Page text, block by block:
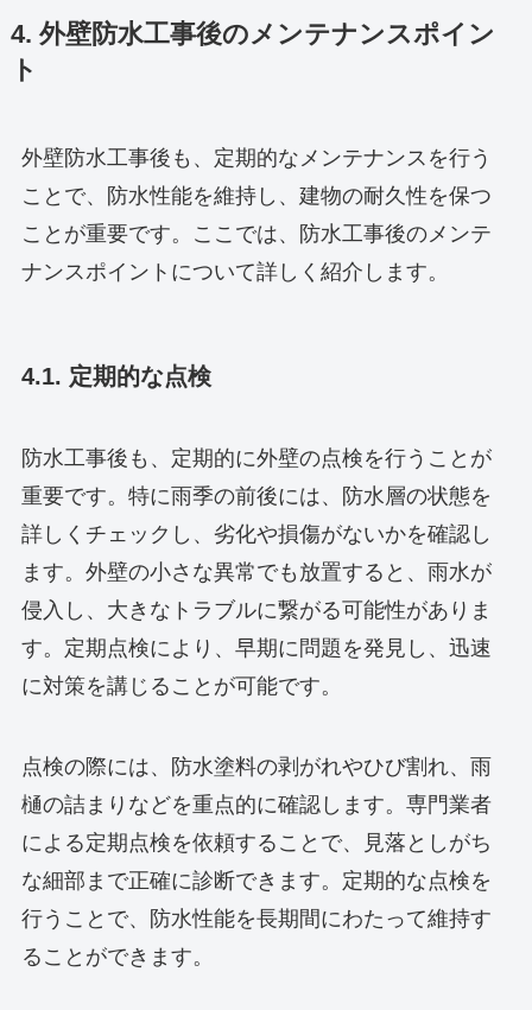
4. 外壁防水工事後のメンテナンスポイン
ト
外壁防水工事後も、定期的なメンテナンスを行う
ことで、防水性能を維持し、建物の耐久性を保つ
ことが重要です。ここでは、防水工事後のメンテ
ナンスポイントについて詳しく紹介します。
4.1. 定期的な点検
防水工事後も、定期的に外壁の点検を行うことが
重要です。特に雨季の前後には、防水層の状態を
詳しくチェックし、劣化や損傷がないかを確認し
ます。外壁の小さな異常でも放置すると、雨水が
侵入し、大きなトラブルに繋がる可能性がありま
す。定期点検により、早期に問題を発見し、迅速
に対策を講じることが可能です。
点検の際には、防水塗料の剥がれやひび割れ、雨
樋の詰まりなどを重点的に確認します。専門業者
による定期点検を依頼することで、見落としがち
な細部まで正確に診断できます。定期的な点検を
行うことで、防水性能を長期間にわたって維持す
ることができます。